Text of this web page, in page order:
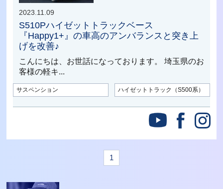
2023.11.09
S510Pハイゼットトラックベース
『Happy1+』の車高のアンバランスと突き上
げを改善♪
こんにちは、お世話になっております。 埼玉県のお
客様の軽キ...
サスペンション ハイゼットトラック（S500系）
1